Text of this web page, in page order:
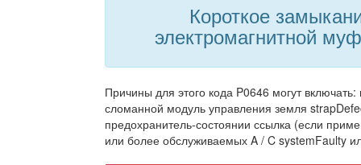
Короткое
электромагнитной
Причины для этого кода P0646 могут
сломанной модуль управления земля
предохранитель-состоянии ссылка (если
или более обслуживаемых A / C systemFaulty